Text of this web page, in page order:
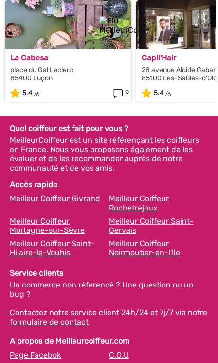
La Cabesa
place du Gal Leclerc
85400 Luçon
5.4
9
Capil'Hair
28 avenue Alcide
85100 Les-Sables-
5.4
Quel coiffeur est fait pour vous ?
MeilleurCoiffeur est un site référençant les coiffeurs
en France. Nous vous proposons également de les
évaluer et de les recommander auprès de notre
communauté et de vos amis.
Accès rapide
Meilleur Coiffeur Givrand
Meilleur Coiffeur
Rochetrejoux
Meilleur Coiffeur
Mortagne-sur-Sèvre
Meilleur Coiffeur Saint-
Gervais
Meilleur Coiffeur Saint-
Hilaire-le-Vouhis
Meilleur Coiffeur
Noirmoutier-en-l'Ile
Service clients
Un commerce non référencé ? Une question ou un
bug ?
Contactez notre service client 24h/24 et 7j/7 via notre
formulaire de contact
A propos de Meilleurcoiffeur.com
Page Facebok
C.G.U